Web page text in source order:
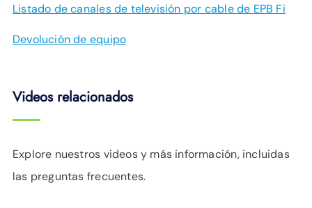
Listado de canales de televisión por cable de EPB Fi
Devolución de equipo
Videos relacionados
Explore nuestros videos y más información, incluidas
las preguntas frecuentes.